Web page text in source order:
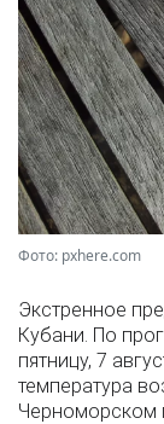
Фото: pxhere.com
Экстренное
Кубани. По
пятницу, 7
температура
Черноморском